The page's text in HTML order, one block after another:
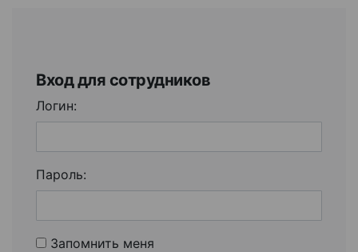
Вход для сотрудников
Логин:
Пароль:
Запомнить меня